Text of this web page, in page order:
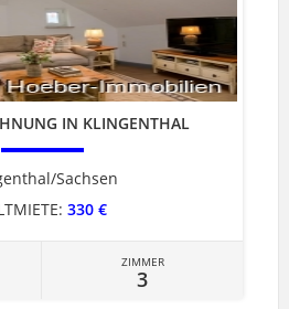
IN KLINGENTHAL
Sachsen
330 €
ZIMMER
3